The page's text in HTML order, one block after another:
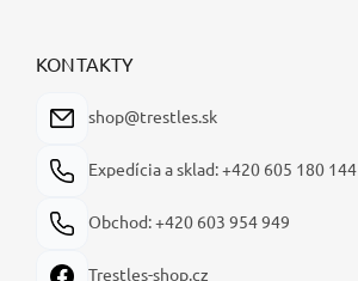
KONTAKTY
shop@trestles.sk
Expedícia a sklad: +420 605 180 144
Obchod: +420 603 954 949
Trestles-shop.cz